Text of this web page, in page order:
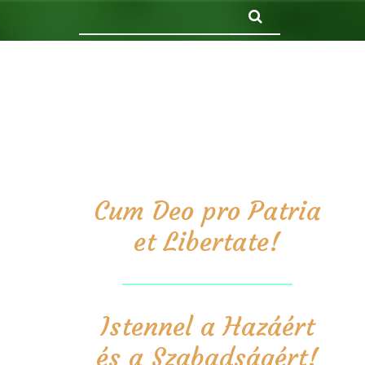
Cum Deo pro Patria
et Libertate!
Istennel a Hazáért
és a Szabadságért!